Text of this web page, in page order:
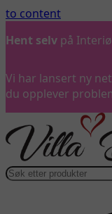
to content
Ring ossgjerne på
Vi har lansert ny
du opplever